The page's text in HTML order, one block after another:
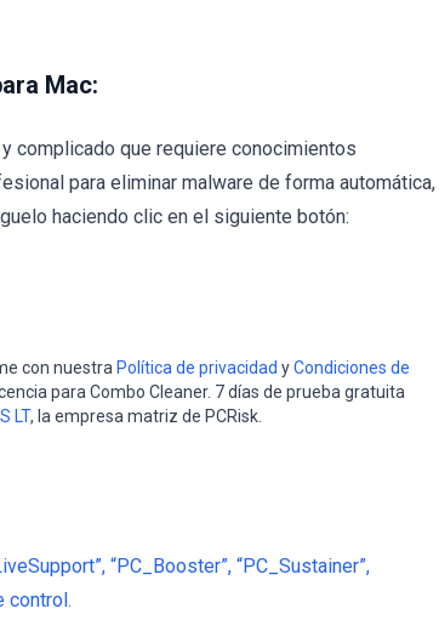
Mac:
complicado que requiere conocimientos
para eliminar malware de forma automática,
haciendo clic en el siguiente botón:
con nuestra Política de privacidad yCondiciones de
para Combo Cleaner. 7 días de prueba gratuita
LT, la empresa matriz de PCRisk.
“PC_Booster”, “PC_Sustainer”,
control.